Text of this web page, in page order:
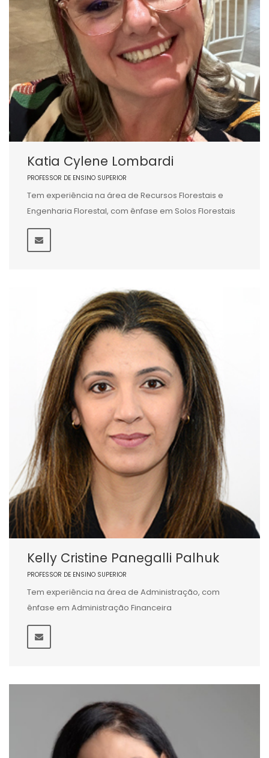
Katia Cylene Lombardi
PROFESSOR DE ENSINO SUPERIOR
Tem experiência na área de Recursos Florestais e
Engenharia Florestal, com ênfase em Solos Florestais
Kelly Cristine Panegalli Palhuk
PROFESSOR DE ENSINO SUPERIOR
Tem experiência na área de Administração, com
ênfase em Administração Financeira